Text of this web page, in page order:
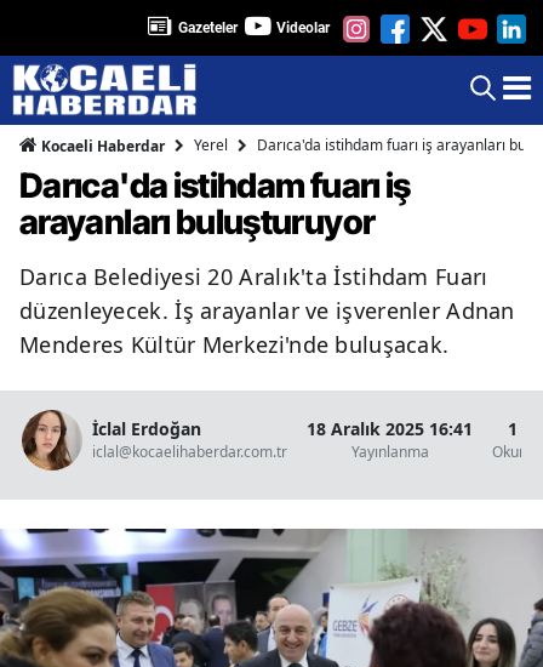
Gazeteler Videolar
Kocaeli Haberdar Yerel Darıca'da istihdam fuarı iş arayanları
Darıca'da istihdam fuarı iş
arayanları buluşturuyor
Darıca Belediyesi 20 Aralık'ta İstihdam Fuarı
düzenleyecek. İş arayanlar ve işverenler Adnan
Menderes Kültür Merkezi'nde buluşacak.
İclal Erdoğan
iclal@kocaelihaberdar.com.tr
18 Aralık 2025 16:41
Yayınlanma
1